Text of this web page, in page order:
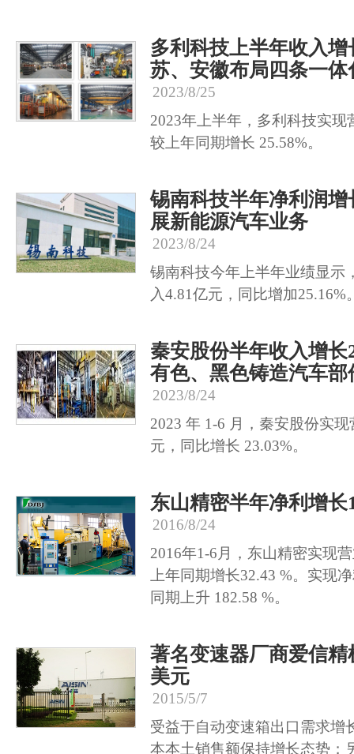
多利科技上半年收入
苏、安徽布局四条一体
2023/8/25
2023年上半年，多利科技实现
较上年同期增长 25.58%。
锡南科技半年净利润
展新能源汽车业务
2023/8/24
锡南科技今年上半年业绩显示
入4.81亿元，同比增加25.16%
秦安股份半年收入增
有色、黑色铸造汽车部
2023/8/24
2023 年 1-6 月，秦安股份实
元，同比增长 23.03%。
东山精密半年净利增长
2016/8/24
2016年1-6月，东山精密实现
上年同期增长32.43 %。实现
同期上升 182.58 %。
著名变速器厂商爱信精
美元
2015/5/7
受益于自动变速箱出口需求增
本本土销售额保持增长态势；